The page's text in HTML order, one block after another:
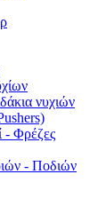
νυχιών
- Φρέζες
- Ποδιών